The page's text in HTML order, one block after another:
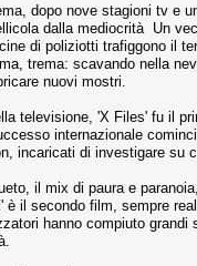
dopo nove stagioni tv e
dalla mediocrità Un
di poliziotti trafiggono il
trema: scavando nella
nuovi mostri.
televisione, 'X Files' fu il
internazionale
incaricati di investigare su
il mix di paura e
è il secondo film, sempre
hanno compiuto